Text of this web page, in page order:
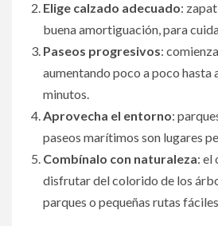
Elige calzado adecuado:
buena amortiguación, para
Paseos progresivos:
aumentando poco a poco hasta
minutos.
Aprovecha el entorno:
paseos marítimos son lugares
Combínalo con naturaleza: el
disfrutar del colorido de los
parques o pequeñas rutas fáciles.